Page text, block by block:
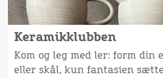
Keramikklubben
Kom og leg med ler: form din
eller skål, kun fantasien